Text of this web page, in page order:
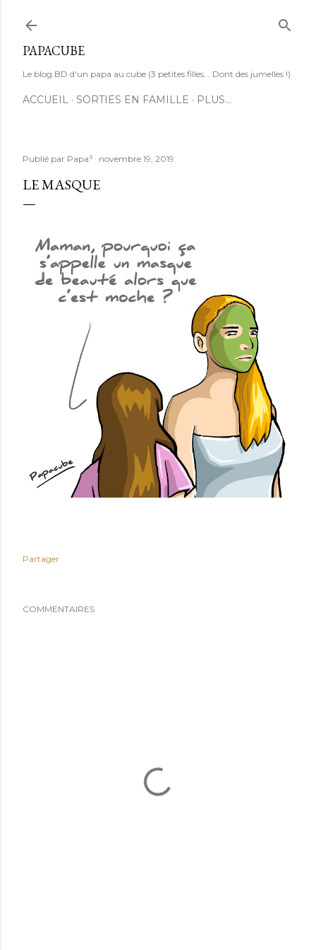
PAPACUBE
Le blog BD d'un papa au cube (3 petites filles... Dont des jumelles !)
ACCUEIL SORTIES EN FAMILLE PLUS…
Publié par Papa³ novembre 19, 2019
LE MASQUE
Partager
COMMENTAIRES